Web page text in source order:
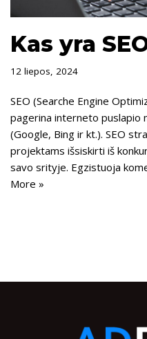
Kas yra
12 liepos, 2024
SEO (Searche Engine
pagerina interneto puslapio
(Google, Bing ir kt.). SEO
projektams išsiskirti iš
savo srityje. Egzistuoja
More »